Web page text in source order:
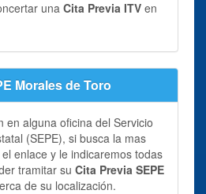
una Cita Previa ITV en
Morales de Toro
en alguna oficina del Servicio
(SEPE), si busca la mas
enlace y le indicaremos todas
tramitar su Cita Previa SEPE
de su localización.